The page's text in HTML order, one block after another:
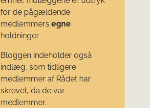
for de pågældende
medlemmers egne
holdninger.
Bloggen indeholder også
indlæg, som tidligere
medlemmer af Rådet har
skrevet, da de var
medlemmer.